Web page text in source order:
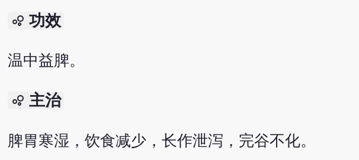
bubble_chart 功效
温中益脾。
bubble_chart 主治
脾胃寒湿，饮食减少，长作泄泻，完谷不化。